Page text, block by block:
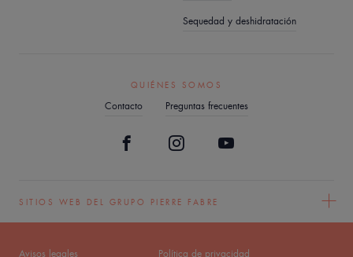
Sequedad y deshidratación
QUIÉNES SOMOS
Contacto Preguntas frecuentes
SITIOS WEB DEL GRUPO PIERRE FABRE
Avisos legales Política de privacidad